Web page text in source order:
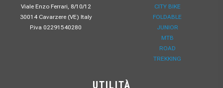
Viale Enzo Ferrari, 8/10/12
30014 Cavarzere (VE) Italy
P.iva 02291540280
CITY BIKE
FOLDABLE
JUNIOR
MTB
ROAD
TREKKING
UTILITÀ